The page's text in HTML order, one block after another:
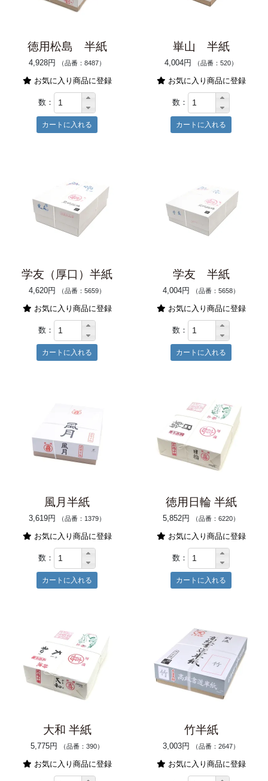
徳用松島 半紙
4,928円 （品番：8487）
お気に入り商品に登録
数：
崋山 半紙
4,004円 （品番：520）
お気に入り商品に登録
数：
学友（厚口）半紙
4,620円 （品番：5659）
お気に入り商品に登録
数：
学友 半紙
4,004円 （品番：5658）
お気に入り商品に登録
数：
風月半紙
3,619円 （品番：1379）
お気に入り商品に登録
数：
徳用日輪 半紙
5,852円 （品番：6220）
お気に入り商品に登録
数：
大和 半紙
5,775円 （品番：390）
お気に入り商品に登録
竹半紙
3,003円 （品番：2647）
お気に入り商品に登録